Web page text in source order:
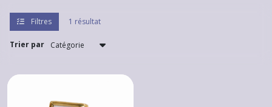
Filtres 1 résultat
Trier par
acier
inoxydable
Boucles